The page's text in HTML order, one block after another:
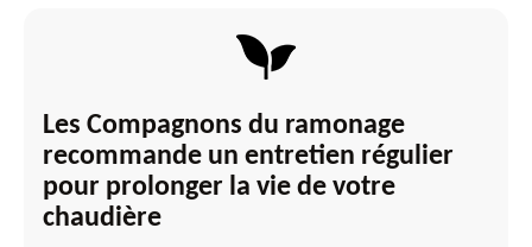
Les Compagnons du ramonage
recommande un entretien régulier
pour prolonger la vie de votre
chaudière